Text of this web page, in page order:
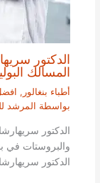
الدكتور
المسالك
أطباء بنغالور ,
بواسطة المرشد
الدكتور
الدكتور